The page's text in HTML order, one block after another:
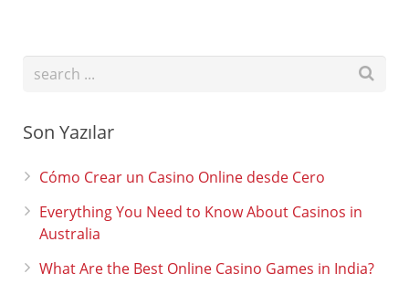
Son Yazılar
Cómo Crear un Casino Online desde Cero
Everything You Need to Know About Casinos in
Australia
What Are the Best Online Casino Games in India?